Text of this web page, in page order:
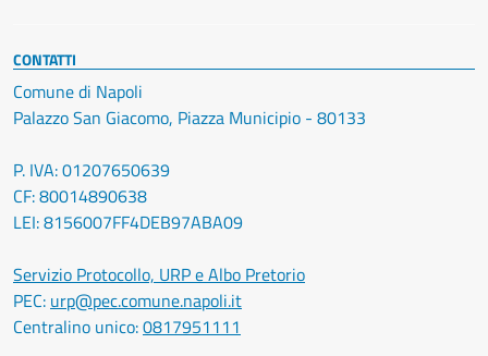
CONTATTI
Comune di Napoli
Palazzo San Giacomo, Piazza Municipio - 80133
P. IVA: 01207650639
CF: 80014890638
LEI: 8156007FF4DEB97ABA09
Servizio Protocollo, URP e Albo Pretorio
PEC: urp@pec.comune.napoli.it
Centralino unico:0817951111